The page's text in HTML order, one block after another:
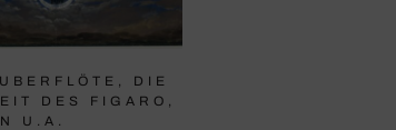
DIE
DES FIGARO,
U.A.